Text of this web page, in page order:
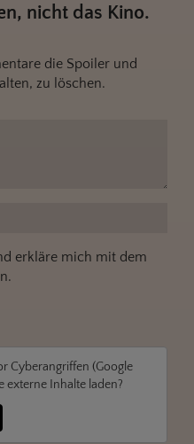
nicht das Kino.
die Spoiler und
zu löschen.
erkläre mich mit dem
Cyberangriffen (Google
externe Inhalte laden?